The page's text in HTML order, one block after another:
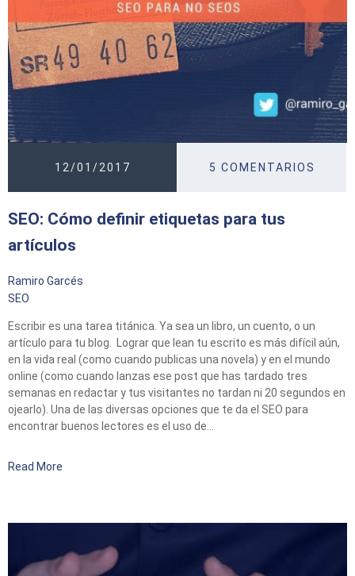
12/01/2017 5 COMENTARIOS
SEO: Cómo definir etiquetas para tus
artículos
Ramiro Garcés
SEO
Escribir es una tarea titánica. Ya sea un libro, un cuento, o un
artículo para tu blog. Lograr que lean tu escrito es más difícil aún,
en la vida real (como cuando publicas una novela) y en el mundo
online (como cuando lanzas ese post que has tardado tres
semanas en redactar y tus visitantes no tardan ni 20 segundos en
ojearlo). Una de las diversas opciones que te da el SEO para
encontrar buenos lectores es el uso de…
Read More